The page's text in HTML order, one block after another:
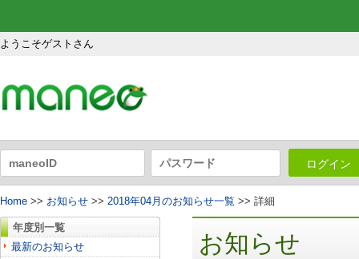
ようこそゲストさん
ログイン
Home >> お知らせ >> 2018年04月のお知らせ一覧 >> 詳細
年度別一覧
最新のお知らせ
お知らせ